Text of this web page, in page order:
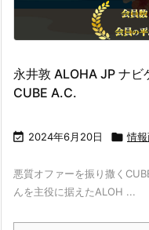
永井敦 ALOHA JP ナ
CUBE A.C.
 2024年6月20日  情
悪質オファーを振り撒く
んを主役に据えたALOH ...